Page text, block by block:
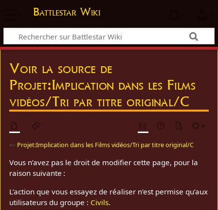
Battlestar Wiki
Voir la source de
Projet:Implication dans les Films
vidéos/Tri par titre original/C
← Projet:Implication dans les Films vidéos/Tri par titre original/C
Vous n’avez pas le droit de modifier cette page, pour la
raison suivante :
L’action que vous essayez de réaliser n’est permise qu’aux
utilisateurs du groupe : Civils.